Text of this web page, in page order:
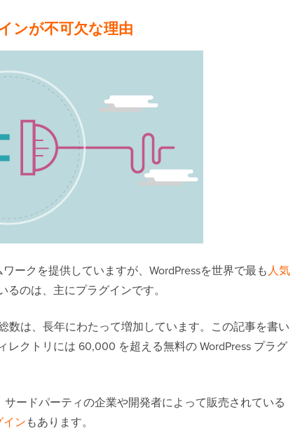
ンが不可欠な理由
ークを提供していますが、WordPressを世界で最も人気
るのは、主にプラグインです。
数は、長年にわたって増加しています。この記事を書い
レクトリには 60,000 を超える無料の WordPress プラグ
ードパーティの企業や開発者によって販売されている
インもあります。